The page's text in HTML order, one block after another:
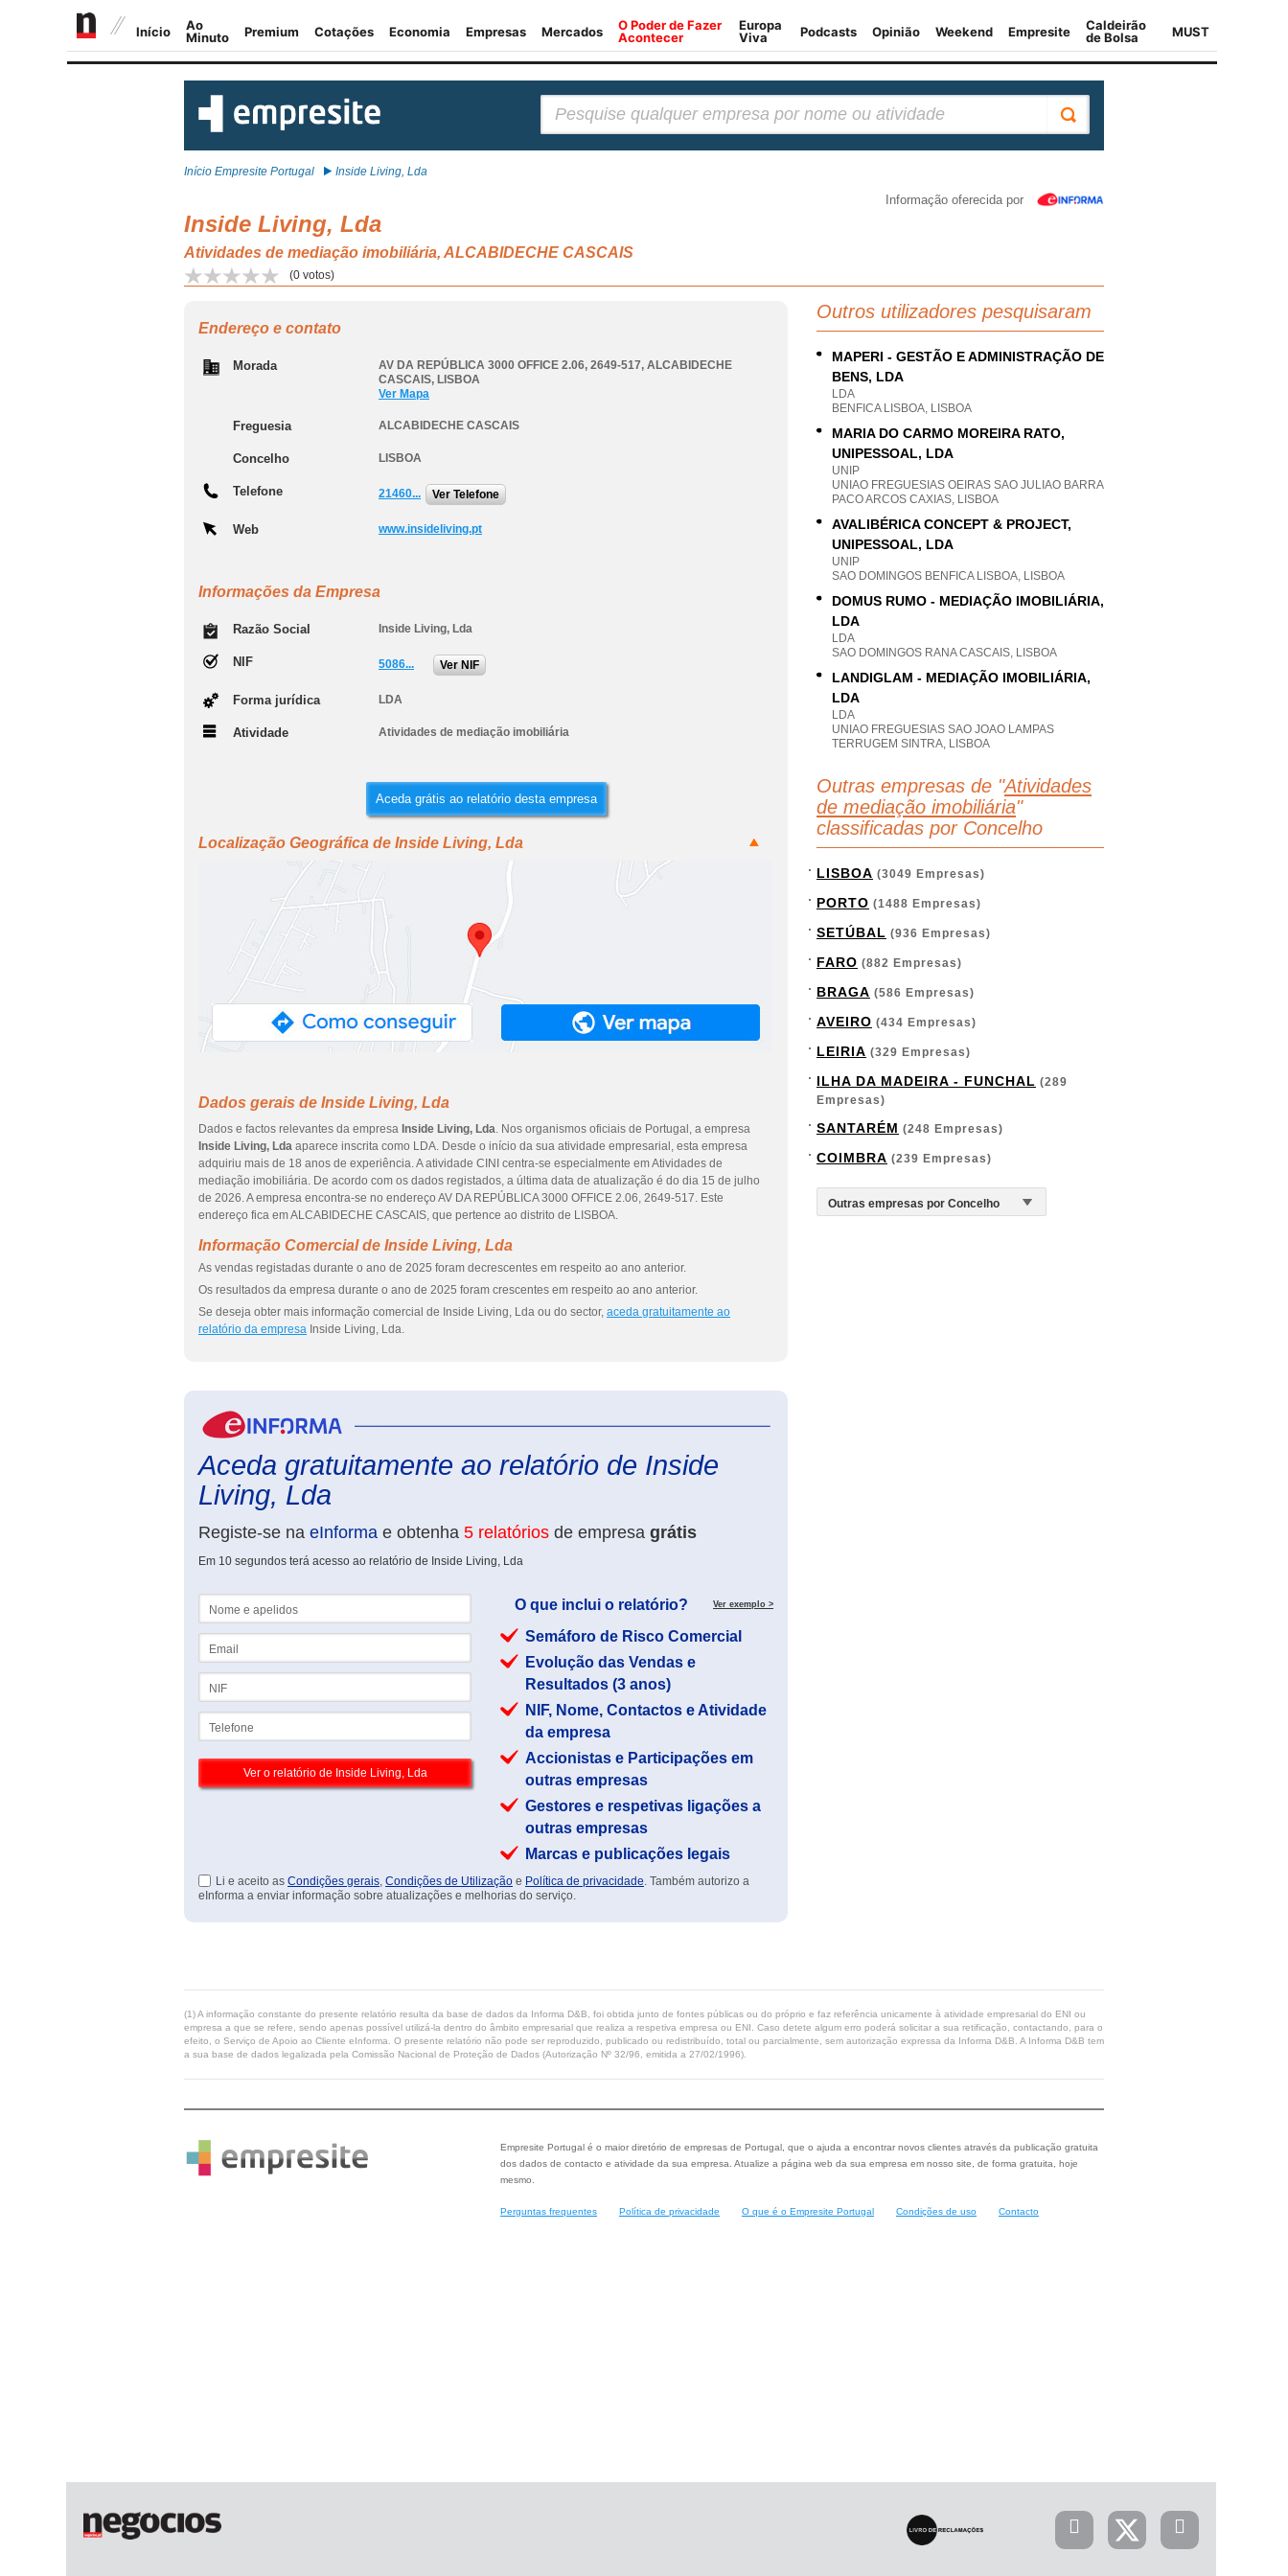
Início Empresite Portugal Inside Living, Lda
Informação oferecida por
Inside Living, Lda
Atividades de mediação imobiliária, ALCABIDECHE CASCAIS
(0 votos)
Endereço e contato
Morada AV DA REPÚBLICA 3000 OFFICE 2.06, 2649-517, ALCABIDECHE
CASCAIS, LISBOA
Ver Mapa
Freguesia ALCABIDECHE CASCAIS
Concelho LISBOA
Telefone 21460... Ver Telefone
Web www.insideliving.pt
Informações da Empresa
Razão Social Inside Living, Lda
NIF 5086... Ver NIF
Forma jurídica LDA
Atividade Atividades de mediação imobiliária
Aceda grátis ao relatório desta empresa
Localização Geográfica de Inside Living, Lda
Dados gerais de Inside Living, Lda
Dados e factos relevantes da empresa Inside Living, Lda. Nos organismos oficiais de Portugal, a empresa
Inside Living, Lda aparece inscrita como LDA. Desde o início da sua atividade empresarial, esta empresa
adquiriu mais de 18 anos de experiência. A atividade CINI centra-se especialmente em Atividades de
mediação imobiliária. De acordo com os dados registados, a última data de atualização é do dia 15 de julho
de 2026. A empresa encontra-se no endereço AV DA REPÚBLICA 3000 OFFICE 2.06, 2649-517. Este
endereço fica em ALCABIDECHE CASCAIS, que pertence ao distrito de LISBOA.
Informação Comercial de Inside Living, Lda
As vendas registadas durante o ano de 2025 foram decrescentes em respeito ao ano anterior.
Os resultados da empresa durante o ano de 2025 foram crescentes em respeito ao ano anterior.
Se deseja obter mais informação comercial de Inside Living, Lda ou do sector, aceda gratuitamente ao
relatório da empresa Inside Living, Lda.
Aceda gratuitamente ao relatório de Inside
Living, Lda
Registe-se na eInforma e obtenha 5 relatórios de empresa grátis
Em 10 segundos terá acesso ao relatório de Inside Living, Lda
O que inclui o relatório? Ver exemplo >
Semáforo de Risco Comercial
Evolução das Vendas e
Resultados (3 anos)
NIF, Nome, Contactos e Atividade
da empresa
Accionistas e Participações em
outras empresas
Gestores e respetivas ligações a
outras empresas
Marcas e publicações legais
Li e aceito as Condições gerais, Condições de Utilização e Política de privacidade. Também autorizo a
eInforma a enviar informação sobre atualizações e melhorias do serviço.
Outros utilizadores pesquisaram
MAPERI - GESTÃO E ADMINISTRAÇÃO DE
BENS, LDA
LDA
BENFICA LISBOA, LISBOA
MARIA DO CARMO MOREIRA RATO,
UNIPESSOAL, LDA
UNIP
UNIAO FREGUESIAS OEIRAS SAO JULIAO BARRA
PACO ARCOS CAXIAS, LISBOA
AVALIBÉRICA CONCEPT & PROJECT,
UNIPESSOAL, LDA
UNIP
SAO DOMINGOS BENFICA LISBOA, LISBOA
DOMUS RUMO - MEDIAÇÃO IMOBILIÁRIA,
LDA
LDA
SAO DOMINGOS RANA CASCAIS, LISBOA
LANDIGLAM - MEDIAÇÃO IMOBILIÁRIA,
LDA
LDA
UNIAO FREGUESIAS SAO JOAO LAMPAS
TERRUGEM SINTRA, LISBOA
Outras empresas de "Atividades
de mediação imobiliária"
classificadas por Concelho
LISBOA (3049 Empresas)
PORTO (1488 Empresas)
SETÚBAL (936 Empresas)
FARO (882 Empresas)
BRAGA (586 Empresas)
AVEIRO (434 Empresas)
LEIRIA (329 Empresas)
ILHA DA MADEIRA - FUNCHAL (289
Empresas)
SANTARÉM (248 Empresas)
COIMBRA (239 Empresas)
(1) A informação constante do presente relatório resulta da base de dados da Informa D&B, foi obtida junto de fontes públicas ou do próprio e faz referência unicamente à atividade empresarial do ENI ou
empresa a que se refere, sendo apenas possível utilizá-la dentro do âmbito empresarial que realiza a respetiva empresa ou ENI. Caso detete algum erro poderá solicitar a sua retificação, contactando, para o
efeito, o Serviço de Apoio ao Cliente eInforma. O presente relatório não pode ser reproduzido, publicado ou redistribuído, total ou parcialmente, sem autorização expressa da Informa D&B. A Informa D&B tem
a sua base de dados legalizada pela Comissão Nacional de Proteção de Dados (Autorização Nº 32/96, emitida a 27/02/1996).
Empresite Portugal é o maior diretório de empresas de Portugal, que o ajuda a encontrar novos clientes através da publicação gratuita
dos dados de contacto e atividade da sua empresa. Atualize a página web da sua empresa em nosso site, de forma gratuita, hoje
mesmo.
Perguntas frequentes Política de privacidade O que é o Empresite Portugal Condições de uso Contacto